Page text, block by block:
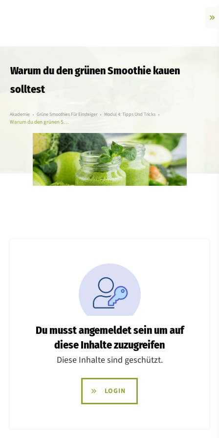
Warum du den grünen Smoothie kauen
solltest
Akademie Grüne Smoothies Für Einsteiger Modul 4: Tipps Und Tricks
Warum du den grünen Smoothie kauen solltest
Du musst angemeldet sein um auf
diese Inhalte zuzugreifen
Diese Inhalte sind geschützt.
LOGIN